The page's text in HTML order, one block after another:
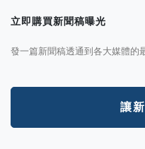
立即購買新聞稿曝光
發一篇新聞稿透通到各大媒體的
讓